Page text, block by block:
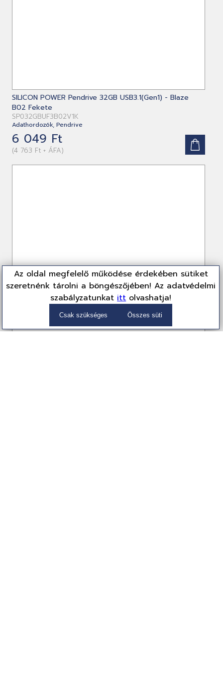
Az oldal megfelelő működése érdekében sütiket
szeretnénk tárolni a böngészőjében! Az adatvédelmi
szabályzatunkatittolvashatja!
Csak szükséges Összes süti
SILICON POWER Pendrive 32GB USB3.1(Gen1) - Blaze
B02 Fekete
SP032GBUF3B02V1K
Adathordozók, Pendrive
6 049 Ft
(4 763 Ft + ÁFA)